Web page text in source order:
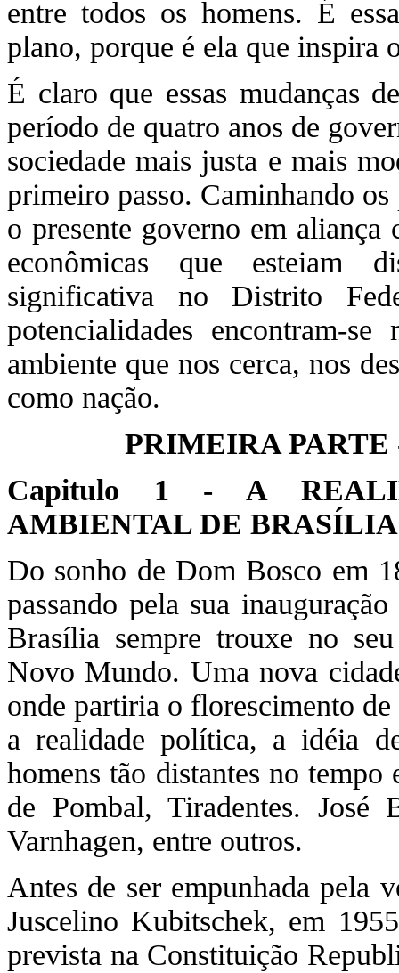
entre todos os homens. É
plano, porque é ela que inspira
É claro que essas mudanças
período de quatro anos de
sociedade mais justa e mais
primeiro passo. Caminhando
o presente governo em
econômicas que esteiam
significativa no Distrito
potencialidades encontram-
ambiente que nos cerca, nos
como nação.
PRIMEIRA PARTE
Capitulo 1 - A
AMBIENTAL DE BRASÍLIA
Do sonho de Dom Bosco em
passando pela sua
Brasília sempre trouxe no
Novo Mundo. Uma nova
onde partiria o florescimento
a realidade política, a idéia
homens tão distantes no
de Pombal, Tiradentes. José
Varnhagen, entre outros.
Antes de ser empunhada pela
Juscelino Kubitschek, em
prevista na Constituição